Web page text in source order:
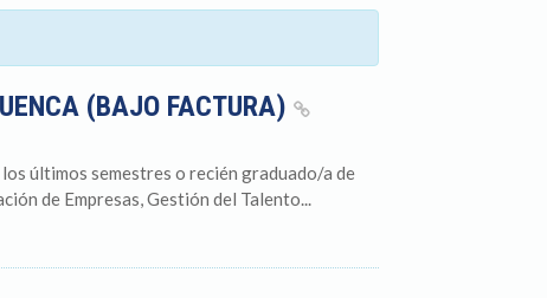
(BAJO FACTURA)
últimos semestres o recién graduado/a de
de Empresas, Gestión del Talento...